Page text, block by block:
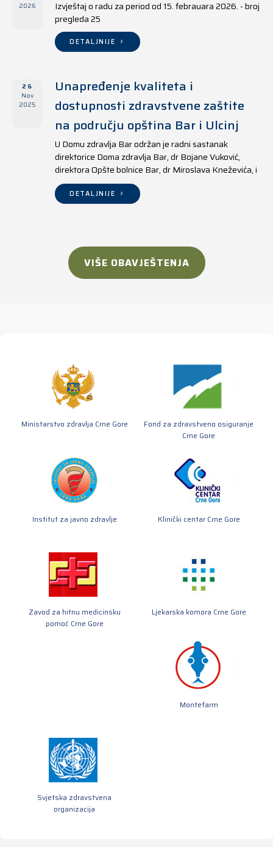
2026
Izvještaj o radu za period od 15. febrauara 2026. - broj
pregleda 25
DETALJNIJE
26
Nov
2025
Unapređenje kvaliteta i
dostupnosti zdravstvene zaštite
na području opština Bar i Ulcinj
U Domu zdravlja Bar održan je radni sastanak
direktorice Doma zdravlja Bar, dr Bojane Vuković,
direktora Opšte bolnice Bar, dr Miroslava Kneževića, i
direktora Doma zdravlja Ulcinj, Kreshnika Mustafe.
DETALJNIJE
VIŠE OBAVJEŠTENJA
Ministarstvo zdravlja Crne Gore
Fond za zdravstveno osiguranje
Crne Gore
Institut za javno zdravlje Klinički centar Crne Gore
Zavod za hitnu medicinsku
pomoć Crne Gore
Ljekarska komora Crne Gore
Montefarm
Svjetska zdravstvena
organizacija